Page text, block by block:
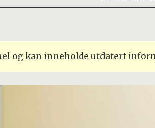
og kan inneholde utdatert